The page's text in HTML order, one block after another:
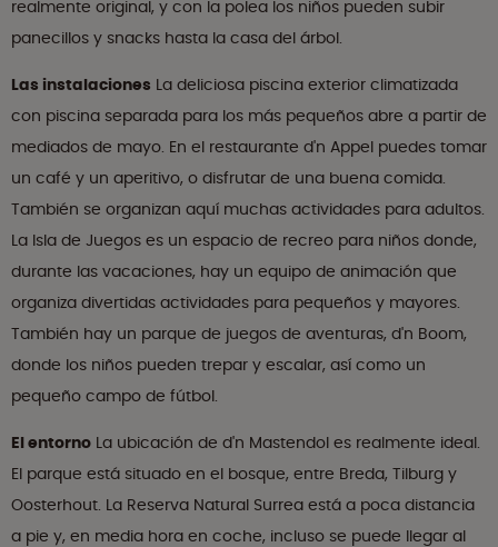
realmente original, y con la polea los niños pueden subir
panecillos y snacks hasta la casa del árbol.
Las instalaciones La deliciosa piscina exterior climatizada
con piscina separada para los más pequeños abre a partir de
mediados de mayo. En el restaurante d'n Appel puedes tomar
un café y un aperitivo, o disfrutar de una buena comida.
También se organizan aquí muchas actividades para adultos.
La Isla de Juegos es un espacio de recreo para niños donde,
durante las vacaciones, hay un equipo de animación que
organiza divertidas actividades para pequeños y mayores.
También hay un parque de juegos de aventuras, d'n Boom,
donde los niños pueden trepar y escalar, así como un
pequeño campo de fútbol.
El entorno La ubicación de d'n Mastendol es realmente ideal.
El parque está situado en el bosque, entre Breda, Tilburg y
Oosterhout. La Reserva Natural Surrea está a poca distancia
a pie y, en media hora en coche, incluso se puede llegar al